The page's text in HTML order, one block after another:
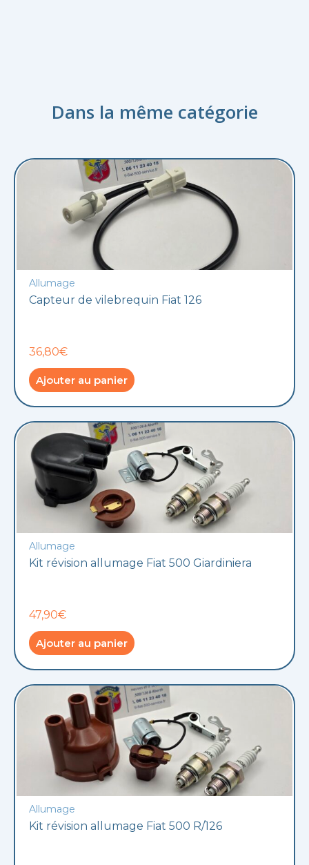
Dans la même catégorie
Allumage
Capteur de vilebrequin Fiat 126
36,80€
Ajouter au panier
Allumage
Kit révision allumage Fiat 500 Giardiniera
47,90€
Ajouter au panier
Allumage
Kit révision allumage Fiat 500 R/126